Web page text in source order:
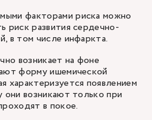
факторами риска можно
риск развития сердечно-
в том числе инфаркта.
возникает на фоне
форму ишемической
характеризуется появлением
они возникают только при
в покое.